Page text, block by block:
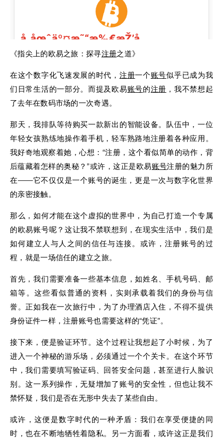
《指尖上的欧易之旅：探寻注册之道》
在这个数字化飞速发展的时代， 注册一个账号似乎已成为我
们日常生活的一部分。而提及欧易账号的注册 ，我不禁想起
了去年在数码市场的一次奇遇。
那天，我排队等待购买一款新出的智能设备。队伍中，一位
年轻女孩熟练地操作着手机，轻车熟路地注册着各种应用。
我好奇地观察着她，心想：“注册，这个看似简单的动作，背
后蕴藏着怎样的奥秘？”或许，这正是欧易账号注册的魅力所
在——它不仅仅是一个账号的诞生，更是一次与数字化世界
的亲密接触。
那么，如何才能在这个虚拟的世界中，为自己打造一个专属
的欧易账号呢？这让我不禁联想到，在现实生活中，我们是
如何建立人与人之间的信任与连接。或许，注册账号的过
程，就是一场信任的建立之旅。
首先，我们需要准备一些基本信息，如姓名、手机号码、邮
箱等。这些看似普通的资料，实则承载着我们的身份与信
誉。正如我在一次旅行中，为了办理酒店入住，不得不提供
身份证件一样，注册账号也需要这样的“凭证”。
接下来，便是验证环节。这个过程让我想起了小时候，为了
进入一个神秘的游乐场，必须通过一个个关卡。在这个环节
中，我们需要填写验证码、回答安全问题，甚至进行人脸识
别。这一系列操作，无疑增加了账号的安全性，但也让我不
禁怀疑，我们是否在无形中失去了某些自由。
或许，这便是数字时代的一种矛盾：我们在享受便捷的同
时，也在不断地牺牲着隐私。另一方面看，或许这正是我们